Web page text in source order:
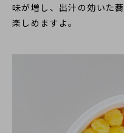
味が増し、出汁の効いた
楽しめますよ。